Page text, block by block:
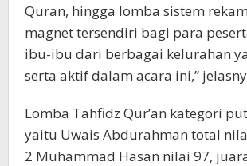
Quran, hingga lomba sistem
magnet tersendiri bagi para
ibu-ibu dari berbagai kelurahan
serta aktif dalam acara ini,”
Lomba Tahfidz Qur’an kategori
yaitu Uwais Abdurahman total
2 Muhammad Hasan nilai 97,